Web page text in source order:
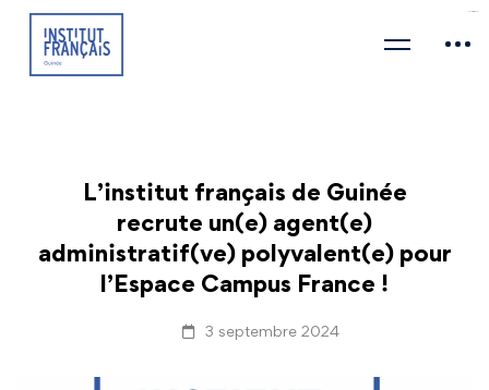
L’institut français de Guinée
recrute un(e) agent(e)
administratif(ve) polyvalent(e) pour
l’Espace Campus France !
3 septembre 2024